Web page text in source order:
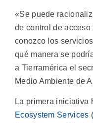
«Se puede
de control de
conozco los
qué manera se
a Tierramérica el
Medio Ambiente de
La primera iniciativa
Ecosystem Services